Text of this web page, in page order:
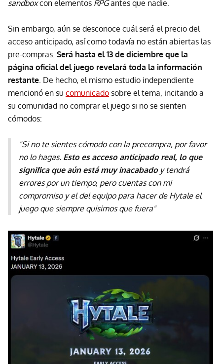
sandboxcon elementos RPGantes que nadie.
Sin embargo, aún se desconoce cuál será el precio del
acceso anticipado, así como todavía no están abiertas las
pre-compras. Será hasta el 13 de diciembre que la
página oficial del juego revelará toda la información
restante. De hecho, el mismo estudio independiente
mencionó en su comunicado sobre el tema, incitando a
su comunidad no comprar el juego si no se sienten
cómodos:
"Si no te sientes cómodo con la precompra, por favor
no lo hagas. Esto es acceso anticipado real, lo que
significa que aún está muy inacabado y tendrá
errores por un tiempo, pero cuentas con mi
compromiso y el del equipo para hacer de Hytale el
juego que siempre quisimos que fuera"